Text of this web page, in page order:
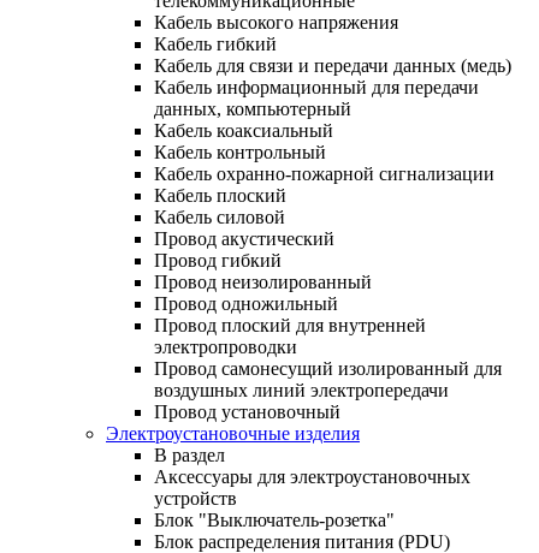
Кабель высокого напряжения
Кабель гибкий
Кабель для связи и передачи данных (медь)
Кабель информационный для передачи
данных, компьютерный
Кабель коаксиальный
Кабель контрольный
Кабель охранно-пожарной сигнализации
Кабель плоский
Кабель силовой
Провод акустический
Провод гибкий
Провод неизолированный
Провод одножильный
Провод плоский для внутренней
электропроводки
Провод самонесущий изолированный для
воздушных линий электропередачи
Провод установочный
Электроустановочные изделия
В раздел
Аксессуары для электроустановочных
устройств
Блок "Выключатель-розетка"
Блок распределения питания (PDU)